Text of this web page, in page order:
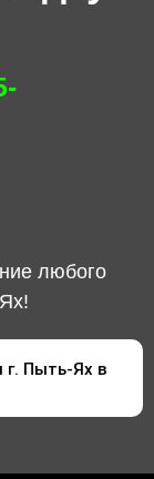
любого
г. Пыть-Ях в